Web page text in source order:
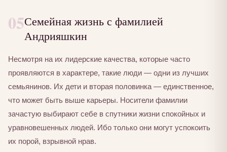
05Семейная жизнь с фамилией
Андрияшкин
Несмотря на их лидерские качества, которые часто
проявляются в характере, такие люди — одни из лучших
семьянинов. Их дети и вторая половинка — единственное,
что может быть выше карьеры. Носители фамилии
зачастую выбирают себе в спутники жизни спокойных и
уравновешенных людей. Ибо только они могут успокоить
их порой, взрывной нрав.